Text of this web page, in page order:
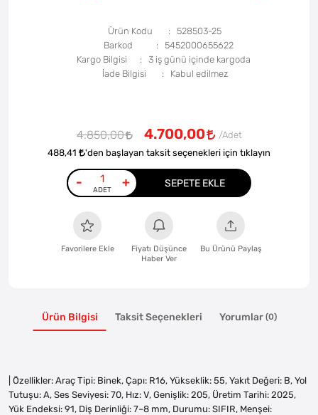
Ürün Kodu
528503-25
Barkod
5452000655622
Kargo Bilgisi
3 iş günü içinde kargoda
İade Bilgisi
4.850,00 4.700,00
488,41 'den başlayan taksit seçenekleri için tıklayın
- + SEPETE EKLE
Favorilere Ekle
Fiyatı Düşünce
Haber Ver
Bu Ürünü Paylaş
Ürün Bilgisi Taksit Seçenekleri Yorumlar (0)
| Özellikler: Araç Tipi: Binek, Çapı: R16, Yükseklik: 55, Yakıt Değeri: B, Yol
Tutuşu: A, Ses Seviyesi: 70, Hız: V, Genişlik: 205, Üretim Tarihi: 2025,
Yük Endeksi: 91, Diş Derinliği: 7–8 mm, Durumu: SIFIR, Menşei: